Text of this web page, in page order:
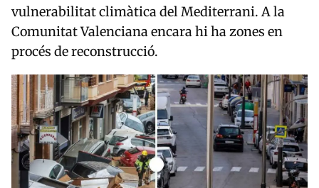
vulnerabilitat climàtica del Mediterrani. A la
Comunitat Valenciana encara hi ha zones en
procés de reconstrucció.